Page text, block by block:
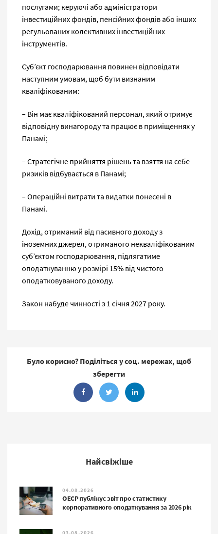
послугами; керуючі або адміністратори
інвестиційних фондів, пенсійних фондів або інших
регульованих колективних інвестиційних
інструментів.
Суб’єкт господарювання повинен відповідати
наступним умовам, щоб бути визнаним
кваліфікованим:
– Він має кваліфікований персонал, який отримує
відповідну винагороду та працює в приміщеннях у
Панамі;
– Стратегічне прийняття рішень та взяття на себе
ризиків відбувається в Панамі;
– Операційні витрати та видатки понесені в
Панамі.
Дохід, отриманий від пасивного доходу з
іноземних джерел, отриманого некваліфікованим
суб’єктом господарювання, підлягатиме
оподаткуванню у розмірі 15% від чистого
оподатковуваного доходу.
Закон набуде чинності з 1 січня 2027 року.
Було корисно? Поділіться у соц. мережах, щоб
зберегти
Найсвіжіше
04.08.2026
ОЕСР публікує звіт про статистику
корпоративного оподаткування за 2026 рік
03.08.2026